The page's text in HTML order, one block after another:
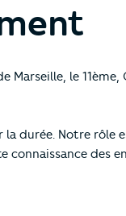
le
durée. Notre rôle
des